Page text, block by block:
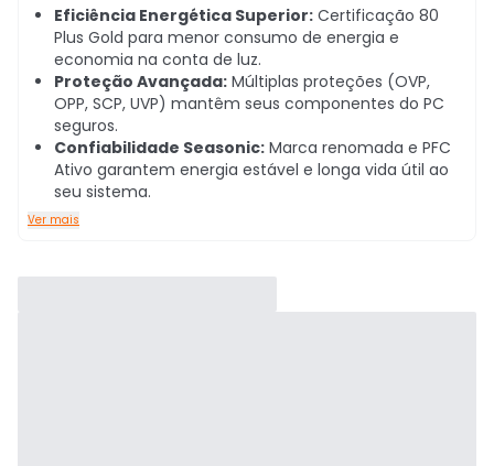
Eficiência Energética Superior: Certificação 80
Plus Gold para menor consumo de energia e
economia na conta de luz.
Proteção Avançada: Múltiplas proteções (OVP,
OPP, SCP, UVP) mantêm seus componentes do PC
seguros.
Confiabilidade Seasonic: Marca renomada e PFC
Ativo garantem energia estável e longa vida útil ao
seu sistema.
Ver mais